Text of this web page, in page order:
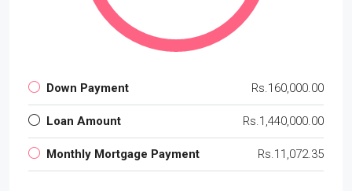
Down Payment Rs.160,000.00
Loan Amount Rs.1,440,000.00
Monthly Mortgage Payment Rs.11,072.35